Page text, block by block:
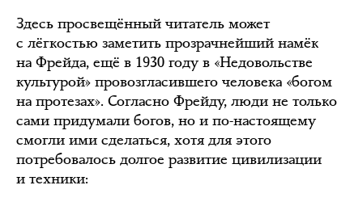
Здесь просвещённый читатель может
с лёгкостью заметить прозрачнейший намёк
на Фрейда, ещё в 1930 году в «Недовольстве
культурой» провозгласившего человека «богом
на протезах». Согласно Фрейду, люди не только
сами придумали богов, но и по-настоящему
смогли ими сделаться, хотя для этого
потребовалось долгое развитие цивилизации
и техники: